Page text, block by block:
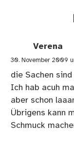
Verena
30. November 2009
die Sachen
Ich hab acuh
aber schon
Übrigens kann
Schmuck